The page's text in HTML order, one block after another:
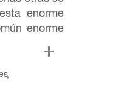
enorme
enorme